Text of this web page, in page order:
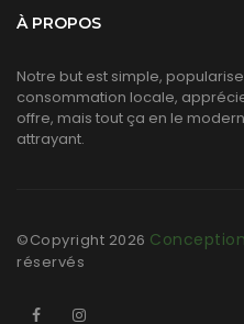
À PROPOS
Notre but est simple,
consommation locale,
offre, mais tout ça en le
attrayant.
©Copyright 2026
réservés